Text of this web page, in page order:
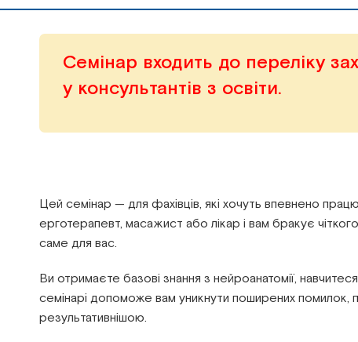
Семінар входить до переліку
у консультантів з освіти.
Цей семінар — для фахівців, які хочуть впевнено
ерготерапевт, масажист або лікар і вам бракує
саме для вас.
Ви отримаєте базові знання з нейроанатомії,
семінарі допоможе вам уникнути поширених помилок,
результативнішою.